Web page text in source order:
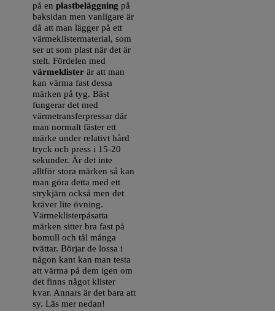
på enplastbeläggning på
baksidan men vanligare är
då att man lägger på ett
värmeklistermaterial, som
ser ut som plast när det är
stelt. Fördelen med
värmeklister är att man
kan värma fast dessa
märken på tyg. Bäst
fungerar det med
värmetransferpressar där
man normalt fäster ett
märke under relativt hård
tryck och press i 15-20
sekunder. Är det inte
alltför stora märken så kan
man göra detta med ett
strykjärn också men det
kräver lite övning.
Värmeklisterpåsatta
märken sitter bra fast på
bomull och tål många
tvättar. Börjar de lossa i
någon kant kan man testa
att värma på dem igen om
det finns något klister
kvar. Annars är det bara att
sy. Läs mer nedan!